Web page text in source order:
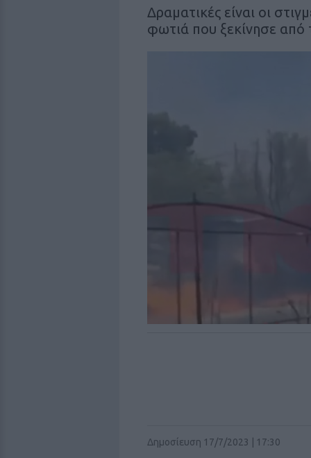
Δραματικές είναι οι
φωτιά που ξεκίνησε
Δημοσίευση 17/7/2023 | 17:30